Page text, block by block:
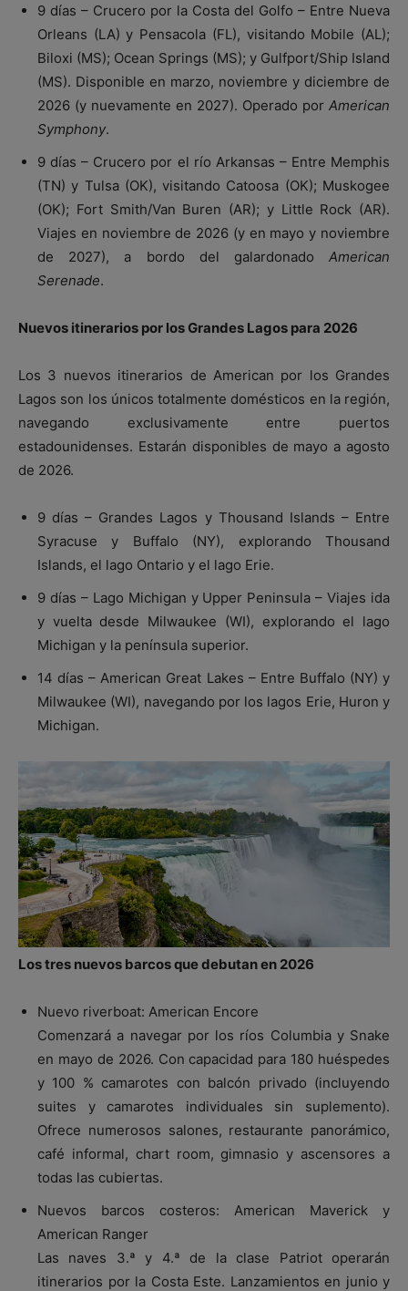
9 días – Crucero por la Costa del Golfo – Entre Nueva
Orleans (LA) y Pensacola (FL), visitando Mobile (AL);
Biloxi (MS); Ocean Springs (MS); y Gulfport/Ship Island
(MS). Disponible en marzo, noviembre y diciembre de
2026 (y nuevamente en 2027). Operado por American
Symphony.
9 días – Crucero por el río Arkansas – Entre Memphis
(TN) y Tulsa (OK), visitando Catoosa (OK); Muskogee
(OK); Fort Smith/Van Buren (AR); y Little Rock (AR).
Viajes en noviembre de 2026 (y en mayo y noviembre
de 2027), a bordo del galardonado American
Serenade.
Nuevos itinerarios por los Grandes Lagos para 2026
Los 3 nuevos itinerarios de American por los Grandes
Lagos son los únicos totalmente domésticos en la región,
navegando exclusivamente entre puertos
estadounidenses. Estarán disponibles de mayo a agosto
de 2026.
9 días – Grandes Lagos y Thousand Islands – Entre
Syracuse y Buffalo (NY), explorando Thousand
Islands, el lago Ontario y el lago Erie.
9 días – Lago Michigan y Upper Peninsula – Viajes ida
y vuelta desde Milwaukee (WI), explorando el lago
Michigan y la península superior.
14 días – American Great Lakes – Entre Buffalo (NY) y
Milwaukee (WI), navegando por los lagos Erie, Huron y
Michigan.
Los tres nuevos barcos que debutan en 2026
Nuevo riverboat: American Encore
Comenzará a navegar por los ríos Columbia y Snake
en mayo de 2026. Con capacidad para 180 huéspedes
y 100 % camarotes con balcón privado (incluyendo
suites y camarotes individuales sin suplemento).
Ofrece numerosos salones, restaurante panorámico,
café informal, chart room, gimnasio y ascensores a
todas las cubiertas.
Nuevos barcos costeros: American Maverick y
American Ranger
Las naves 3.ª y 4.ª de la clase Patriot operarán
itinerarios por la Costa Este. Lanzamientos en junio y